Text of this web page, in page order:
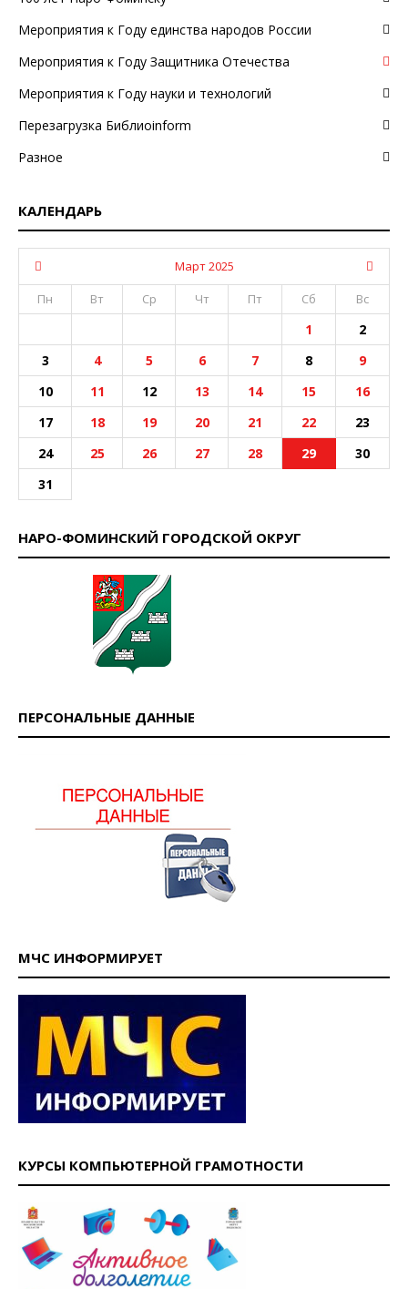
Мероприятия к Году единства народов России
Мероприятия к Году Защитника Отечества
Мероприятия к Году науки и технологий
Перезагрузка Библиоinform
Разное
КАЛЕНДАРЬ
Март 2025
Пн
Вт Ср Чт Пт Сб Вс
1
2
3
4 5 6 7 8
9
10
11 12 13 14 15
16
17
18 19 20 21 22
23
24
25 26 27 28 29
30
31
НАРО-ФОМИНСКИЙ ГОРОДСКОЙ ОКРУГ
ПЕРСОНАЛЬНЫЕ ДАННЫЕ
МЧС ИНФОРМИРУЕТ
КУРСЫ КОМПЬЮТЕРНОЙ ГРАМОТНОСТИ